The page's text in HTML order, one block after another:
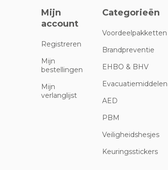
Mijn
account
Registreren
Mijn
bestellingen
Mijn
verlanglijst
Categorieën
Voordeelpakketten
Brandpreventie
EHBO & BHV
Evacuatiemiddelen
AED
PBM
Veiligheidshesjes
Keuringsstickers